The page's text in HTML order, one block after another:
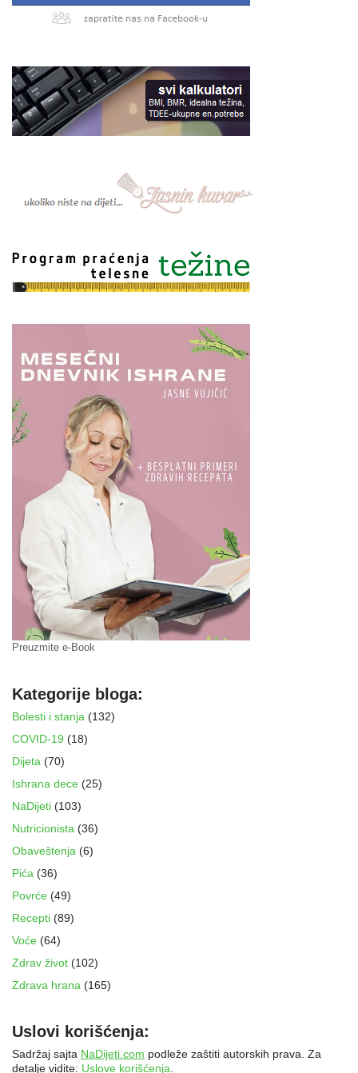
Preuzmite e-Book
Kategorije bloga:
Bolesti i stanja (132)
COVID-19 (18)
Dijeta (70)
Ishrana dece (25)
NaDijeti (103)
Nutricionista (36)
Obaveštenja (6)
Pića (36)
Povrće (49)
Recepti (89)
Voće (64)
Zdrav život (102)
Zdrava hrana (165)
Uslovi korišćenja:
Sadržaj sajta NaDijeti.com podleže zaštiti autorskih prava. Za
detalje vidite: Uslove korišćenja